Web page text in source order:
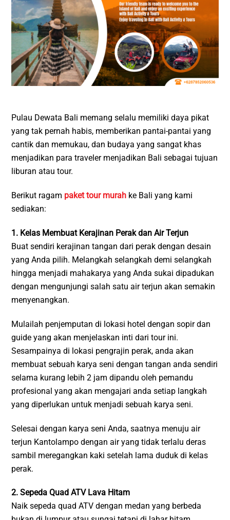
Pulau Dewata Bali memang selalu memiliki daya pikat
yang tak pernah habis, memberikan pantai-pantai yang
cantik dan memukau, dan budaya yang sangat khas
menjadikan para traveler menjadikan Bali sebagai tujuan
liburan atau tour.
Berikut ragam paket tour murah ke Bali yang kami
sediakan:
1. Kelas Membuat Kerajinan Perak dan Air Terjun
Buat sendiri kerajinan tangan dari perak dengan desain
yang Anda pilih. Melangkah selangkah demi selangkah
hingga menjadi mahakarya yang Anda sukai dipadukan
dengan mengunjungi salah satu air terjun akan semakin
menyenangkan.
Mulailah penjemputan di lokasi hotel dengan sopir dan
guide yang akan menjelaskan inti dari tour ini.
Sesampainya di lokasi pengrajin perak, anda akan
membuat sebuah karya seni dengan tangan anda sendiri
selama kurang lebih 2 jam dipandu oleh pemandu
profesional yang akan mengajari anda setiap langkah
yang diperlukan untuk menjadi sebuah karya seni.
Selesai dengan karya seni Anda, saatnya menuju air
terjun Kantolampo dengan air yang tidak terlalu deras
sambil meregangkan kaki setelah lama duduk di kelas
perak.
2. Sepeda Quad ATV Lava Hitam
Naik sepeda quad ATV dengan medan yang berbeda